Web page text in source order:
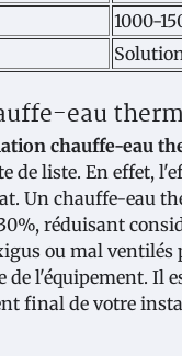
1000-
eau
chauffe-eau
de liste. En effet,
Un chauffe-eau
réduisant
ou mal
de l'équipement.
final de votre